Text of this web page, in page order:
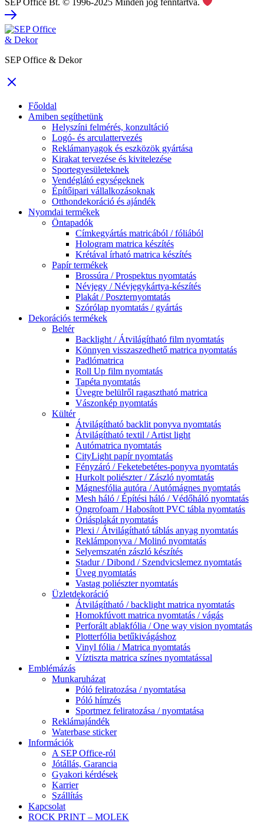
SEP Office Bt. © 1996-2025 Minden jog fenntartva.
SEP Office & Dekor
Főoldal
Amiben segíthetünk
Helyszíni felmérés, konzultáció
Logó- és arculattervezés
Reklámanyagok és eszközök gyártása
Kirakat tervezése és kivitelezése
Sportegyesületeknek
Vendéglátó egységeknek
Építőipari vállalkozásoknak
Otthondekoráció és ajándék
Nyomdai termékek
Öntapadók
Címkegyártás matricából / fóliából
Hologram matrica készítés
Krétával írható matrica készítés
Papír termékek
Brossúra / Prospektus nyomtatás
Névjegy / Névjegykártya-készítés
Plakát / Poszternyomtatás
Szórólap nyomtatás / gyártás
Dekorációs termékek
Beltér
Backlight / Átvilágítható film nyomtatás
Könnyen visszaszedhető matrica nyomtatás
Padlómatrica
Roll Up film nyomtatás
Tapéta nyomtatás
Üvegre belülről ragasztható matrica
Vászonkép nyomtatás
Kültér
Átvilágítható backlit ponyva nyomtatás
Átvilágítható textil / Artist light
Autómatrica nyomtatás
CityLight papír nyomtatás
Fényzáró / Feketebetétes-ponyva nyomtatás
Hurkolt poliészter / Zászló nyomtatás
Mágnesfólia autóra / Autómágnes nyomtatás
Mesh háló / Építési háló / Védőháló nyomtatás
Ongrofoam / Habosított PVC tábla nyomtatás
Óriásplakát nyomtatás
Plexi / Átvilágítható táblás anyag nyomtatás
Reklámponyva / Molinó nyomtatás
Selyemszatén zászló készítés
Stadur / Dibond / Szendvicslemez nyomtatás
Üveg nyomtatás
Vastag poliészter nyomtatás
Üzletdekoráció
Átvilágítható / backlight matrica nyomtatás
Homokfúvott matrica nyomtatás / vágás
Perforált ablakfólia / One way vision nyomtatás
Plotterfólia betűkivágáshoz
Vinyl fólia / Matrica nyomtatás
Víztiszta matrica színes nyomtatással
Emblémázás
Munkaruházat
Póló feliratozása / nyomtatása
Póló hímzés
Sportmez feliratozása / nyomtatása
Reklámajándék
Waterbase sticker
Információk
A SEP Office-ról
Jótállás, Garancia
Gyakori kérdések
Karrier
Szállítás
Kapcsolat
ROCK PRINT – MOLEK